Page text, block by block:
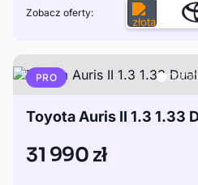
Zobacz oferty:
PRO
Toyota Auris II 1.3 1.33
31 990 zł